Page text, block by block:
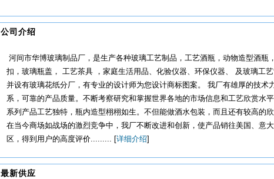
公司介绍
河间市华博玻璃制品厂，是生产各种玻璃工艺制品，工艺酒瓶，动物造型酒瓶
扣，玻璃瓶盖， 工艺茶具 ，家庭生活用品、化验仪器、环保仪器、 及玻璃工
并设有玻璃花纸分厂，有专业的设计师为您设计商标图案。 我厂有雄厚的技术
系，可靠的产品质量。不断考察研究和掌握世界各地的市场信息和工艺欣赏水
系列产品工艺独特，瓶内造型栩栩如生。不但能做酒水包装，而且还有较高的
在当今商场如战场的激烈竞争中，我厂不断改进和创新，使产品销往美国、意
区，得到用户的高度评价......... [详细介绍]
最新供应